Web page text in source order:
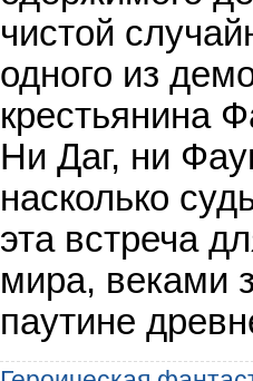
чистой
одного из
крестьянина
Ни Даг, ни
насколько
эта встреча
мира, веками
паутине